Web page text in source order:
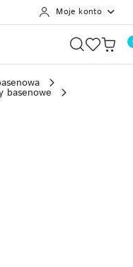
Moje konto
basenowe